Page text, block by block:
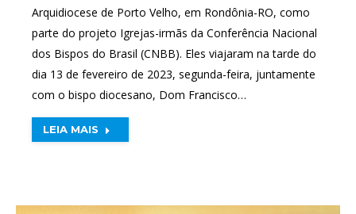
Arquidiocese de Porto Velho, em Rondônia-RO, como
parte do projeto Igrejas-irmãs da Conferência Nacional
dos Bispos do Brasil (CNBB). Eles viajaram na tarde do
dia 13 de fevereiro de 2023, segunda-feira, juntamente
com o bispo diocesano, Dom Francisco…
LEIA MAIS